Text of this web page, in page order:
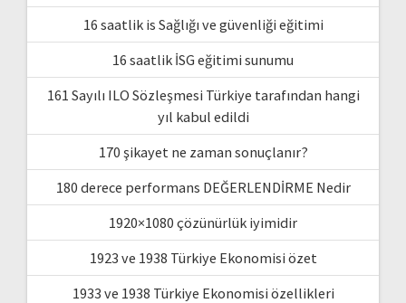
16 saatlik is Sağlığı ve güvenliği eğitimi
16 saatlik İSG eğitimi sunumu
161 Sayılı ILO Sözleşmesi Türkiye tarafından hangi
yıl kabul edildi
170 şikayet ne zaman sonuçlanır?
180 derece performans DEĞERLENDİRME Nedir
1920×1080 çözünürlük iyimidir
1923 ve 1938 Türkiye Ekonomisi özet
1933 ve 1938 Türkiye Ekonomisi özellikleri